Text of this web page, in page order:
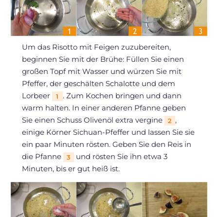
Um das Risotto mit Feigen zuzubereiten,
beginnen Sie mit der Brühe: Füllen Sie einen
großen Topf mit Wasser und würzen Sie mit
Pfeffer, der geschälten Schalotte und dem
Lorbeer
1
. Zum Kochen bringen und dann
warm halten. In einer anderen Pfanne geben
Sie einen Schuss Olivenöl extra vergine
2 ,
einige Körner Sichuan-Pfeffer und lassen Sie sie
ein paar Minuten rösten. Geben Sie den Reis in
die Pfanne
3
und rösten Sie ihn etwa 3
Minuten, bis er gut heiß ist.